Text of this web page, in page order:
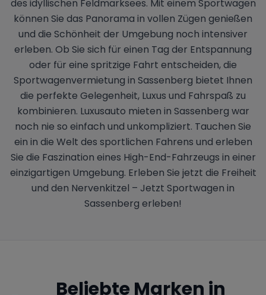
des idyllischen Feldmarksees. Mit einem Sportwagen
können Sie das Panorama in vollen Zügen genießen
und die Schönheit der Umgebung noch intensiver
erleben. Ob Sie sich für einen Tag der Entspannung
oder für eine spritzige Fahrt entscheiden, die
Sportwagenvermietung in Sassenberg bietet Ihnen
die perfekte Gelegenheit, Luxus und Fahrspaß zu
kombinieren. Luxusauto mieten in Sassenberg war
noch nie so einfach und unkompliziert. Tauchen Sie
ein in die Welt des sportlichen Fahrens und erleben
Sie die Faszination eines High-End-Fahrzeugs in einer
einzigartigen Umgebung. Erleben Sie jetzt die Freiheit
und den Nervenkitzel – Jetzt Sportwagen in
Sassenberg erleben!
Beliebte Marken in